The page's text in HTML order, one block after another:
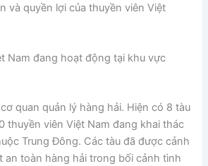
và quyền lợi của thuyền viên Việt
Nam đang hoạt động tại khu vực
quan quản lý hàng hải. Hiện có 8 tàu
thuyền viên Việt Nam đang khai thác
Trung Đông. Các tàu đã được cảnh
an toàn hàng hải trong bối cảnh tình